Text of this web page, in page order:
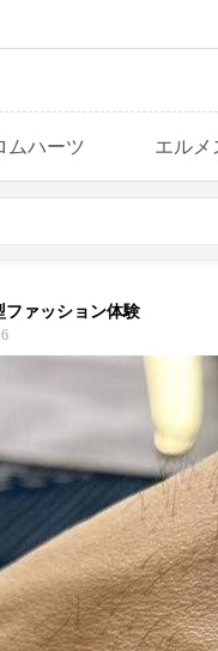
ムハーツ エルメ
ファッション体験